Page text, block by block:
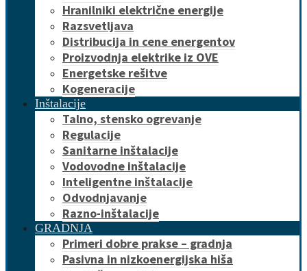
Hranilniki električne energije
Razsvetljava
Distribucija in cene energentov
Proizvodnja elektrike iz OVE
Energetske rešitve
Kogeneracije
Inštalacije
Talno, stensko ogrevanje
Regulacije
Sanitarne inštalacije
Vodovodne inštalacije
Inteligentne inštalacije
Odvodnjavanje
Razno-inštalacije
GRADNJA
Primeri dobre prakse – gradnja
Pasivna in nizkoenergijska hiša